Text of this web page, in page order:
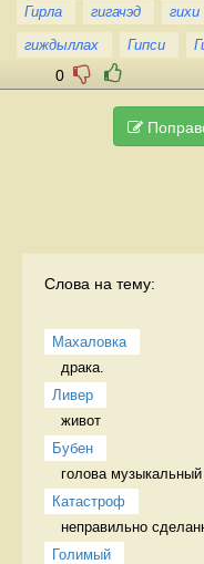
Гирла
гигачэд гихи
гиждыллах
Гипси
0
Слова на тему:
Махаловка
драка.
Ливер
живот
Бубен
голова
Катастроф
неправильно
Голимый